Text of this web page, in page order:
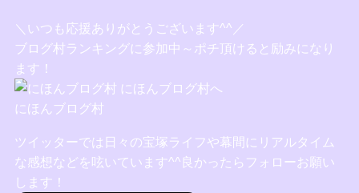
＼いつも応援ありがとうございます^^／
ブログ村ランキングに参加中～ポチ頂けると励みになり
ます！
にほんブログ村
ツイッターでは日々の宝塚ライフや幕間にリアルタイム
な感想などを呟いています^^良かったらフォローお願い
します！